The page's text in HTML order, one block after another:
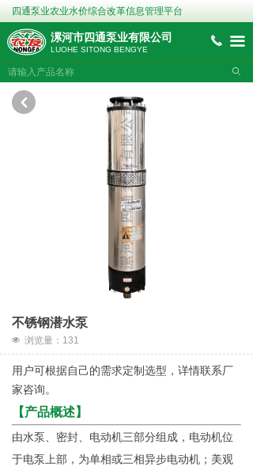
ꄙ
漯河市四通泵业有限公司
LUOHE SITONG BENGYE
끀
끅
四通泵业农业水价综合改革信息管理平台
用户可根据自己的需求定制选型，详情联系厂
家咨询。
【产品概述】
由水泵、密封、电动机三部分组成，电动机位
于电泵上部，为单相或三相异步电动机；美观
넶 浏览量： 131
不锈钢潜水泵
낒